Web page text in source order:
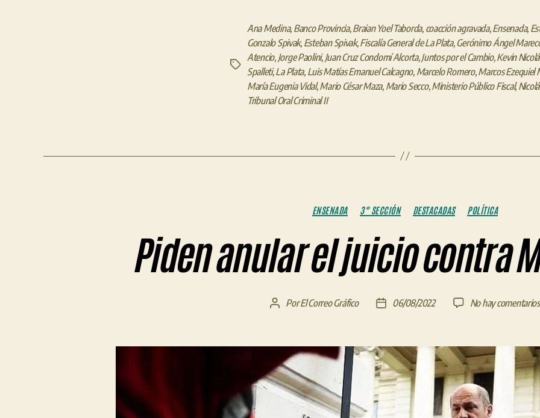
Etiquetas
Ana Medina, Banco Provincia,Braian Yoel Taborda, coacción agravada,Ensenada,
Gonzalo Spivak, Esteban Spivak,Fiscalía General de La Plata,Gerónimo Ángel
Atencio, Jorge Paolini, Juan Cruz Condomí Alcorta,Juntos por el Cambio,Kevin
Spalleti,La Plata, Luis Matías Emanuel Calcagno, Marcelo Romero,Marcos Ezequiel
María Eugenia Vidal,Mario César Maza, Mario Secco,Ministerio Público Fiscal,
Tribunal Oral Criminal II
Categorías
ENSENADA 3° SECCIÓN DESTACADAS POLÍTICA
Piden anular el juicio contra
Autor
entrada
PorEl Correo Gráfico
Fecha
entrada
06/08/2022 No hay comentarios